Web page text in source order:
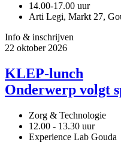
14.00-17.00 uur
Arti Legi, Markt 27,
Info & inschrijven
22 oktober 2026
KLEP-lunch
Onderwerp volgt
Zorg & Technologie
12.00 - 13.30 uur
Experience Lab Gouda